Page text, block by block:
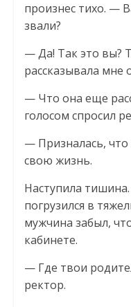
произнес тихо. —
звали?
— Да! Так это вы?
рассказывала
— Что она еще
голосом спросил
— Призналась,
свою жизнь.
Наступила
погрузился в
мужчина забыл,
кабинете.
— Где твои
ректор.